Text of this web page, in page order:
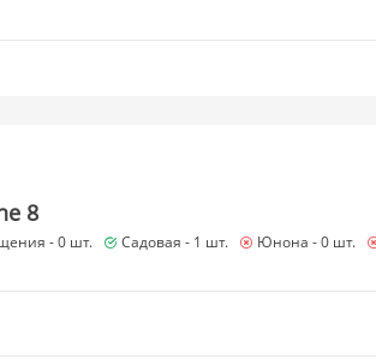
8
-0 шт. Садовая - 1 шт. Юнона -0 шт.